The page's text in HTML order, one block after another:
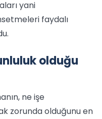
yani
faydalı
olduğu
ne işe
zorunda olduğunu en